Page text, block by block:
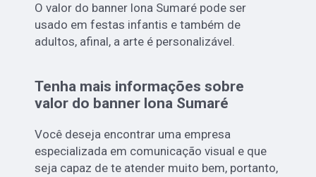
O valor do banner lona Sumaré pode ser
usado em festas infantis e também de
adultos, afinal, a arte é personalizável.
Tenha mais informações sobre
valor do banner lona Sumaré
Você deseja encontrar uma empresa
especializada em comunicação visual e que
seja capaz de te atender muito bem, portanto,